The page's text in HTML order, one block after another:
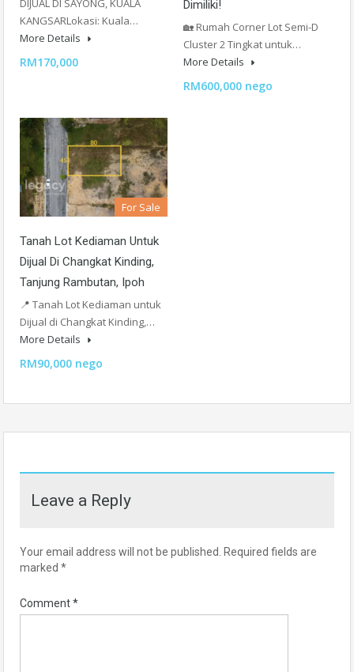
DIJUAL DI SAYONG, KUALA
KANGSARLokasi: Kuala…
More Details
RM170,000
Dimiliki!
🏡 Rumah Corner Lot Semi-D
Cluster 2 Tingkat untuk…
More Details
RM600,000 nego
For Sale
Tanah Lot Kediaman Untuk
Dijual Di Changkat Kinding,
Tanjung Rambutan, Ipoh
📍 Tanah Lot Kediaman untuk
Dijual di Changkat Kinding,…
More Details
RM90,000 nego
Leave a Reply
Your email address will not be published.
Required fields are
marked *
Comment*